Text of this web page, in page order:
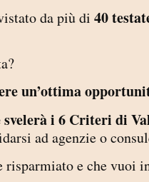
da più di 40
un’ottima
svelerà i 6 Criteri di
ad agenzie o
e che vuoi